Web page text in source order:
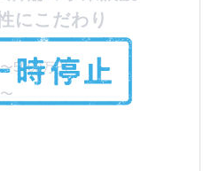
にこだわり
5000万円